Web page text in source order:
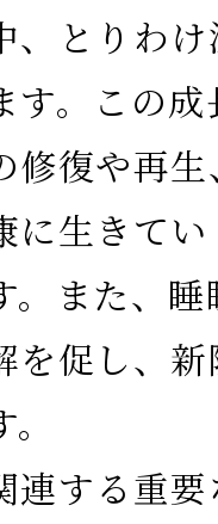
、とりわ
す。この成
修復や再
に生きて
また、 睡
を促し、
連する重